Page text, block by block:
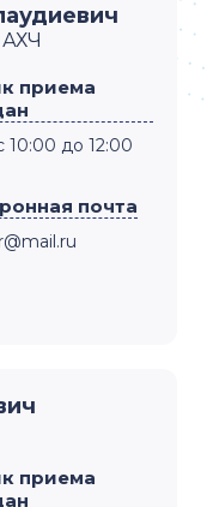
приема
10:00 до 12:00
почта
приема